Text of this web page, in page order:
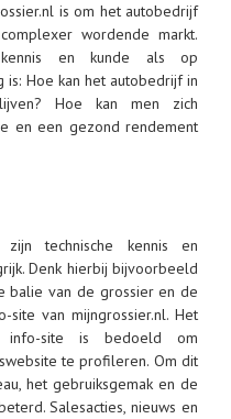
is om het autobedrijf
wordende markt.
en kunde als op
is: Hoe kan het autobedrijf in
Hoe kan men zich
en een gezond rendement
technische kennis en
Denk hierbij bijvoorbeeld
balie van de grossier en de
site van mijngrossier.nl. Het
info-site is bedoeld om
te profileren. Om dit
het gebruiksgemak en de
Salesacties, nieuws en